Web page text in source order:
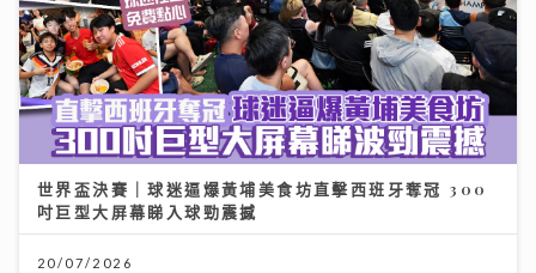
世界盃決賽｜球迷逼爆黃埔美食坊直擊西班牙奪冠 300
吋巨型大屏幕睇入球勁震撼
20/07/2026